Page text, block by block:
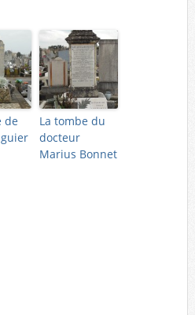
de
La tombe du
docteur
Marius Bonnet